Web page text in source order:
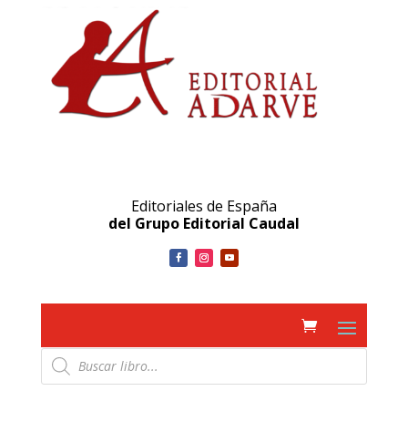
Editoriales de España
del Grupo Editorial Caudal
Búsqueda
de
productos